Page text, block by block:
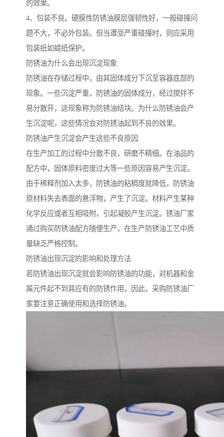
的效果。
4、包装不良。硬膜性防锈油膜层强韧性好，一般碰撞问
题不大，不必外包装。但当遭受严重碰撞时，则应采用
包装纸如蜡纸保护。
防锈油为什么会出现沉淀现象
防锈油在存储过程中，由其固体成分下沉至容器底部的
现象。一些沉淀严重，防锈油的固体成分，经过搅拌不
易分散开，这现象称为防锈油结块。为什么防锈油会产
生沉淀呢，这些情况会对防锈油起到不良的效果。
防锈油产生沉淀会产生这些不良原因
在生产加工的过程中分散不良，研磨不精细。在油品的
配方中，固体原料密度过大等一些原因容易产生沉淀。
由于稀释剂加入太多，防锈油的粘稠度就降低，防锈油
原材料失去表面的悬浮物，产生了沉淀。材料产生某种
化学反应或者互相吸附，引起凝胶产生沉淀。锈油厂家
通过购买防锈油配方随便生产，在生产防锈油工艺中质
量缺乏严格控制。
防锈油出现沉淀的影响和处理方法
若防锈油出现沉淀就会影响防锈油的功能，对机器和金
属元件起不到其应有的防锈作用，因此，采购防锈油厂
家要注意正确使用和选择防锈油。